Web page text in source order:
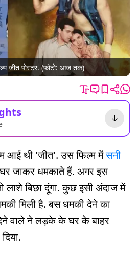
जीत पोस्टर. (फोटो: आज तक)
आई थी 'जीत'. उस फिल्म मेंसनी
जाकर धमकाते हैं. अगर इस
लाशे बिछा दूंगा. कुछ इसी अंदाज में
मिली है. बस धमकी देने का
वाले ने लड़के के घर के बाहर